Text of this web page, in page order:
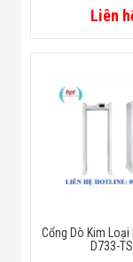
Liên
Cổng Dò Kim Loại
D733-